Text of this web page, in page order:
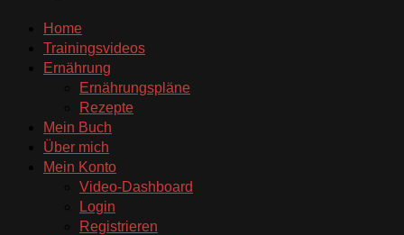
Home
Trainingsvideos
Ernährung
Ernährungspläne
Rezepte
Mein Buch
Über mich
Mein Konto
Video-Dashboard
Login
Registrieren